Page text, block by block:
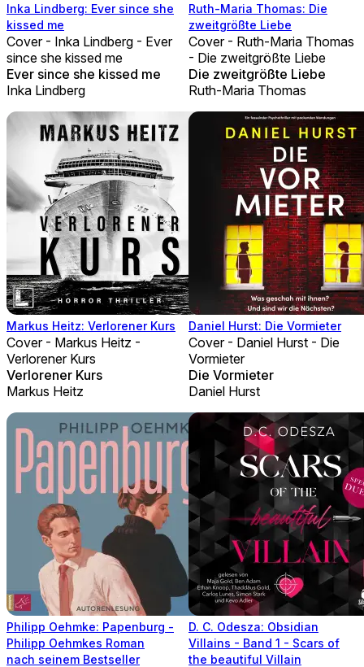
Inka Lindberg: Ever since she
kissed me
Cover - Inka Lindberg - Ever
since she kissed me
Ever since she kissed me
Inka Lindberg
Ruth-Maria Thomas: Die
zweitgrößte Liebe
Cover - Ruth-Maria Thomas
- Die zweitgrößte Liebe
Die zweitgrößte Liebe
Ruth-Maria Thomas
Markus Heitz: Verlorener Kurs
Cover - Markus Heitz -
Verlorener Kurs
Verlorener Kurs
Markus Heitz
Daniel Hurst: Die Vormieter
Cover - Daniel Hurst - Die
Vormieter
Die Vormieter
Daniel Hurst
Philipp Oehmke: Papenburg -
Philipp Oehmkes Roman
nach seinem Bestseller
D. C. Odesza: Obsidian
Villains - Band 1 - Scars of
the beautiful Villain